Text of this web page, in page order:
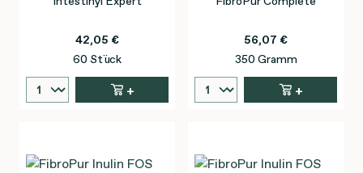
42,05 €
60 Stück
+
56,07 €
350 Gramm
+